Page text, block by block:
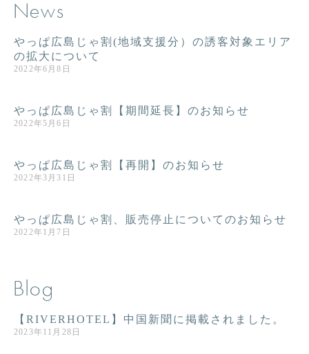
News
やっぱ広島じゃ割(地域支援分）の誘客対象エリア
の拡大について
2022年6月8日
やっぱ広島じゃ割【期間延長】のお知らせ
2022年5月6日
やっぱ広島じゃ割【再開】のお知らせ
2022年3月31日
やっぱ広島じゃ割、販売停止についてのお知らせ
2022年1月7日
Blog
【RIVERHOTEL】中国新聞に掲載されました。
2023年11月28日